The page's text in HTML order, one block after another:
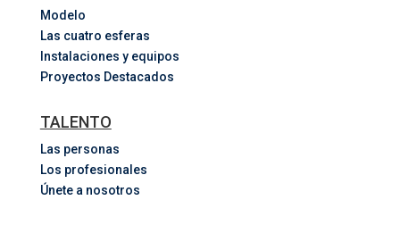
Modelo
Las cuatro esferas
Instalaciones y equipos
Proyectos Destacados
TALENTO
Las personas
Los profesionales
Únete a nosotros